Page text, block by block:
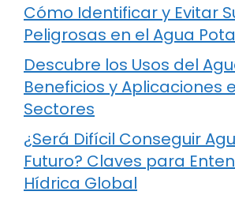
Cómo Identificar y Evitar
Peligrosas en el Agua
Descubre los Usos del
Beneficios y Aplicaciones
Sectores
¿Será Difícil Conseguir
Futuro? Claves para
Hídrica Global